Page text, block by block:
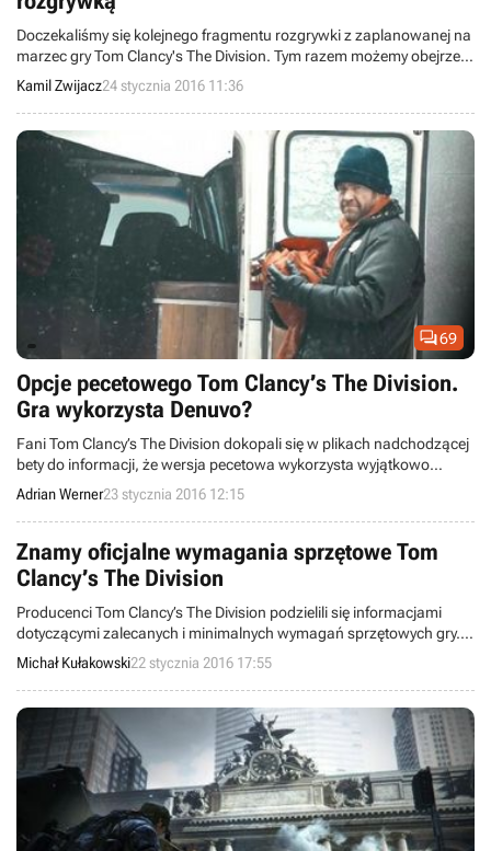
Doczekaliśmy się kolejnego fragmentu rozgrywki z zaplanowanej na
marzec gry Tom Clancy's The Division. Tym razem możemy obejrzeć
kilka minut zabawy z PC-tową wersją wyczekiwanego tytułu.
Kamil Zwijacz24 stycznia 2016 11:36
69
Opcje pecetowego Tom Clancy’s The Division.
Gra wykorzysta Denuvo?
Fani Tom Clancy’s The Division dokopali się w plikach nadchodzącej
bety do informacji, że wersja pecetowa wykorzysta wyjątkowo
trudne do złamania zabezpieczenie antypirackie Denuvo. Ponadto
autorzy wypuścili dwa nowe screeny z wydania na PC, a w sieci
pojawił się także filmik omawiający opcje, jakie zaoferuje edycja
komputerowa.
Adrian Werner23 stycznia 2016 12:15
Znamy oficjalne wymagania sprzętowe Tom
Clancy’s The Division
Producenci Tom Clancy’s The Division podzielili się informacjami
dotyczącymi zalecanych i minimalnych wymagań sprzętowych gry.
Zaprezentowana lista nie różni się jednak znacząco od tej, która
wyciekła do sieci kilka dni temu.
Michał Kułakowski22 stycznia 2016 17:55